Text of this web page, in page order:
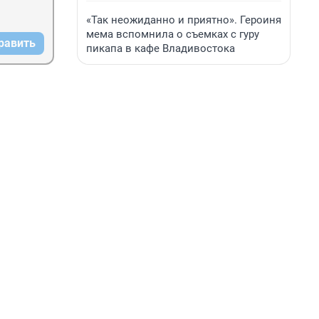
«Так неожиданно и приятно». Героиня
мема вспомнила о съемках с гуру
пикапа в кафе Владивостока